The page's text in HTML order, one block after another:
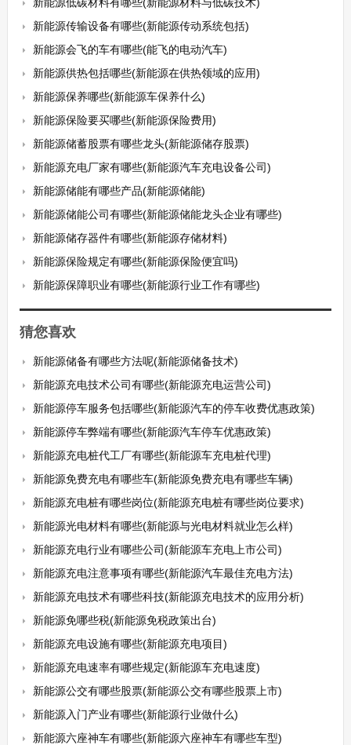
新能源传输设备有哪些(新能源传动系统包括)
新能源会飞的车有哪些(能飞的电动汽车)
新能源供热包括哪些(新能源在供热领域的应用)
新能源保养哪些(新能源车保养什么)
新能源保险要买哪些(新能源保险费用)
新能源储蓄股票有哪些龙头(新能源储存股票)
新能源充电厂家有哪些(新能源汽车充电设备公司)
新能源储能有哪些产品(新能源储能)
新能源储能公司有哪些(新能源储能龙头企业有哪些)
新能源储存器件有哪些(新能源存储材料)
新能源保险规定有哪些(新能源保险便宜吗)
新能源保障职业有哪些(新能源行业工作有哪些)
猜您喜欢
新能源储备有哪些方法呢(新能源储备技术)
新能源充电技术公司有哪些(新能源充电运营公司)
新能源停车服务包括哪些(新能源汽车的停车收费优惠政策)
新能源停车弊端有哪些(新能源汽车停车优惠政策)
新能源充电桩代工厂有哪些(新能源车充电桩代理)
新能源免费充电有哪些车(新能源免费充电有哪些车辆)
新能源充电桩有哪些岗位(新能源充电桩有哪些岗位要求)
新能源光电材料有哪些(新能源与光电材料就业怎么样)
新能源充电行业有哪些公司(新能源车充电上市公司)
新能源充电注意事项有哪些(新能源汽车最佳充电方法)
新能源充电技术有哪些科技(新能源充电技术的应用分析)
新能源免哪些税(新能源免税政策出台)
新能源充电设施有哪些(新能源充电项目)
新能源充电速率有哪些规定(新能源车充电速度)
新能源公交有哪些股票(新能源公交有哪些股票上市)
新能源入门产业有哪些(新能源行业做什么)
新能源六座神车有哪些(新能源六座神车有哪些车型)